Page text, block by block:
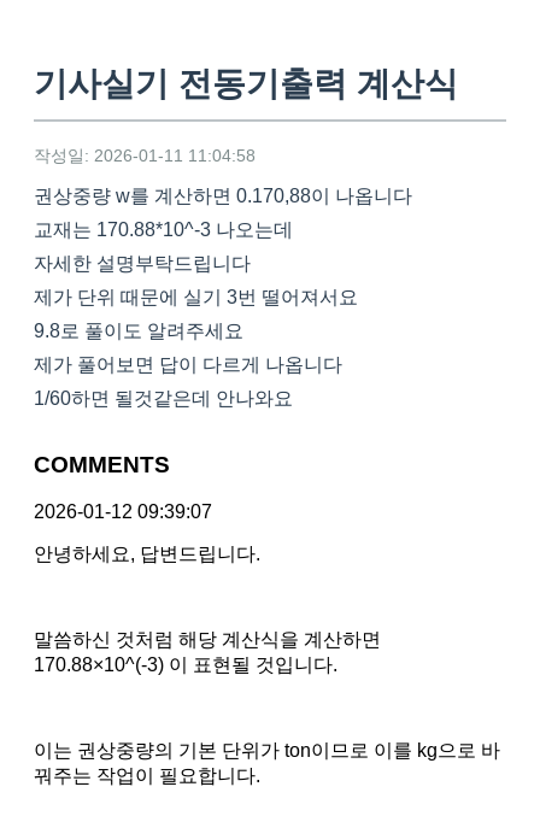
기사실기 전동기출력 계산식
작성일: 2026-01-11 11:04:58
권상중량 w를 계산하면 0.170,88이 나옵니다
교재는 170.88*10^-3 나오는데
자세한 설명부탁드립니다
제가 단위 때문에 실기 3번 떨어져서요
9.8로 풀이도 알려주세요
제가 풀어보면 답이 다르게 나옵니다
1/60하면 될것같은데 안나와요
COMMENTS
2026-01-12 09:39:07
안녕하세요, 답변드립니다.
말씀하신 것처럼 해당 계산식을 계산하면
170.88×10^(-3) 이 표현될 것입니다.
이는 권상중량의 기본 단위가 ton이므로 이를 kg으로 바
꿔주는 작업이 필요합니다.